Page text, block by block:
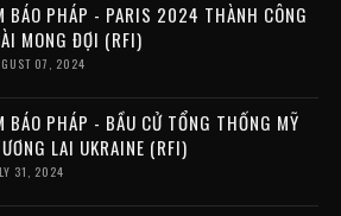
BÁO PHÁP - PARIS 2024 THÀNH CÔNG
MONG ĐỢI (RFI)
07, 2024
BÁO PHÁP - BẦU CỬ TỔNG THỐNG MỸ
LAI UKRAINE (RFI)
31, 2024